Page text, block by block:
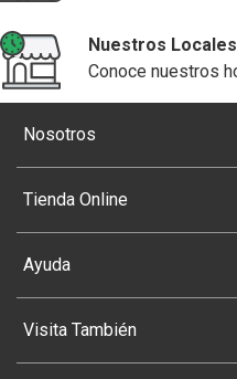
Nuestros Locales
Conoce nuestros
Nosotros
Tienda Online
Ayuda
Visita También